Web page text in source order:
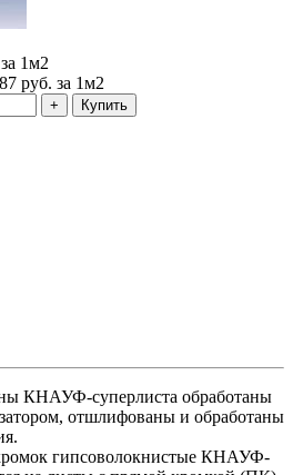
1м2
руб. за 1м2
Купить
КНАУФ-суперлиста обработаны
отшлифованы и обработаны
гипсоволокнистые КНАУФ-